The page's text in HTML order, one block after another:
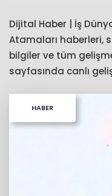
Dijital Haber | İş
Atamaları haberleri,
bilgiler ve tüm
sayfasında canlı
HABER